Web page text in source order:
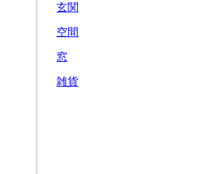
玄関
空間
窓
雑貨